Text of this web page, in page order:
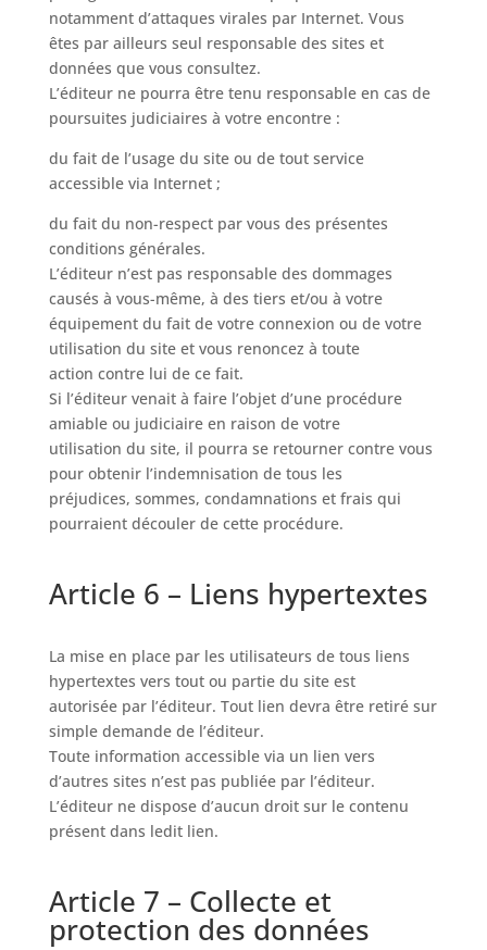
notamment d’attaques virales par Internet. Vous
êtes par ailleurs seul responsable des sites et
données que vous consultez.
L’éditeur ne pourra être tenu responsable en cas de
poursuites judiciaires à votre encontre :
du fait de l’usage du site ou de tout service
accessible via Internet ;
du fait du non-respect par vous des présentes
conditions générales.
L’éditeur n’est pas responsable des dommages
causés à vous-même, à des tiers et/ou à votre
équipement du fait de votre connexion ou de votre
utilisation du site et vous renoncez à toute
action contre lui de ce fait.
Si l’éditeur venait à faire l’objet d’une procédure
amiable ou judiciaire en raison de votre
utilisation du site, il pourra se retourner contre vous
pour obtenir l’indemnisation de tous les
préjudices, sommes, condamnations et frais qui
pourraient découler de cette procédure.
Article 6 – Liens hypertextes
La mise en place par les utilisateurs de tous liens
hypertextes vers tout ou partie du site est
autorisée par l’éditeur. Tout lien devra être retiré sur
simple demande de l’éditeur.
Toute information accessible via un lien vers
d’autres sites n’est pas publiée par l’éditeur.
L’éditeur ne dispose d’aucun droit sur le contenu
présent dans ledit lien.
Article 7 – Collecte et
protection des données